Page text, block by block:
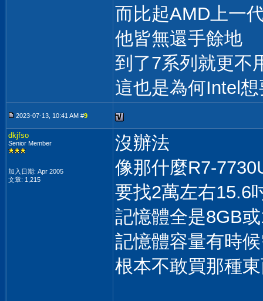
而比起AMD上一
他皆無還手餘地
到了7系列就更不
這也是為何Intel
2023-07-13, 10:41 AM #9
dkjfso
Senior Member
加入日期: Apr 2005
文章: 1,215
沒辦法
像那什麼R7-
要找2萬左右15.6
記憶體全是8GB
記憶體容量有時
根本不敢買那種